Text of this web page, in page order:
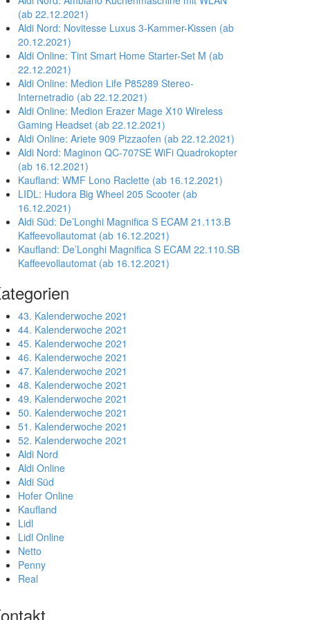
(ab 22.12.2021)
Aldi Nord: Novitesse Luxus 3-Kammer-Kissen (ab
20.12.2021)
Aldi Online: Tint Smart Home Starter-Set M (ab
22.12.2021)
Aldi Online: Medion Life P85289 Stereo-
Internetradio (ab 22.12.2021)
Aldi Online: Medion Erazer Mage X10 Wireless
Gaming Headset (ab 22.12.2021)
Aldi Online: Ariete 909 Pizzaofen (ab 22.12.2021)
Aldi Nord: Maginon QC-707SE WiFi Quadrokopter
(ab 16.12.2021)
Kaufland: WMF Lono Raclette (ab 16.12.2021)
LIDL: Hudora Big Wheel 205 Scooter (ab
16.12.2021)
Aldi Süd: De’Longhi Magnifica S ECAM 21.113.B
Kaffeevollautomat (ab 16.12.2021)
Kaufland: De’Longhi Magnifica S ECAM 22.110.SB
Kaffeevollautomat (ab 16.12.2021)
43. Kalenderwoche 2021
44. Kalenderwoche 2021
45. Kalenderwoche 2021
46. Kalenderwoche 2021
47. Kalenderwoche 2021
48. Kalenderwoche 2021
49. Kalenderwoche 2021
50. Kalenderwoche 2021
51. Kalenderwoche 2021
52. Kalenderwoche 2021
Aldi Nord
Aldi Online
Aldi Süd
Hofer Online
Kaufland
Lidl
Lidl Online
Netto
Penny
Real